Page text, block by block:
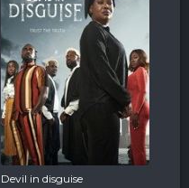
Devil in disguise